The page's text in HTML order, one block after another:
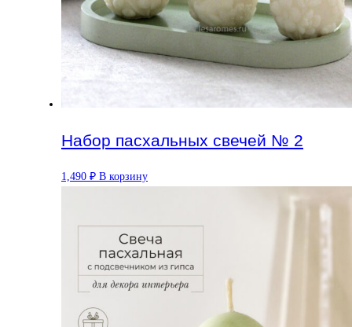
Набор пасхальных свечей № 2
1,490 ₽ В корзину